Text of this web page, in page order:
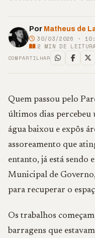
Por Matheus de
30/03/2026 ·
2 MIN DE
COMPARTILHAR
Quem passou pelo
últimos dias percebeu
água baixou e expôs
assoreamento que
entanto, já está sendo
Municipal de
para recuperar o
Os trabalhos
barragens que